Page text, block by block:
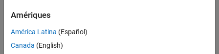
Feedback
Amériques
América Latina (Español)
Canada (English)